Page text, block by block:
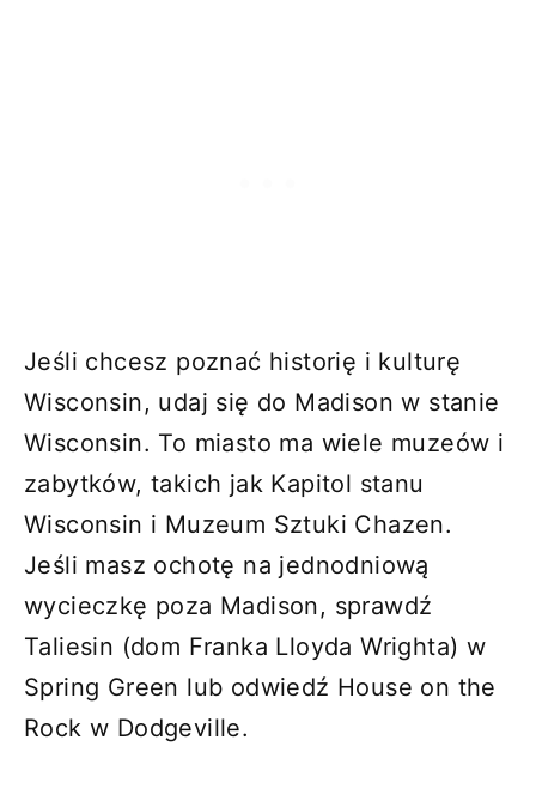
Jeśli chcesz poznać historię i kulturę
Wisconsin, udaj się do Madison w stanie
Wisconsin. To miasto ma wiele muzeów i
zabytków, takich jak Kapitol stanu
Wisconsin i Muzeum Sztuki Chazen.
Jeśli masz ochotę na jednodniową
wycieczkę poza Madison, sprawdź
Taliesin (dom Franka Lloyda Wrighta) w
Spring Green lub odwiedź House on the
Rock w Dodgeville.